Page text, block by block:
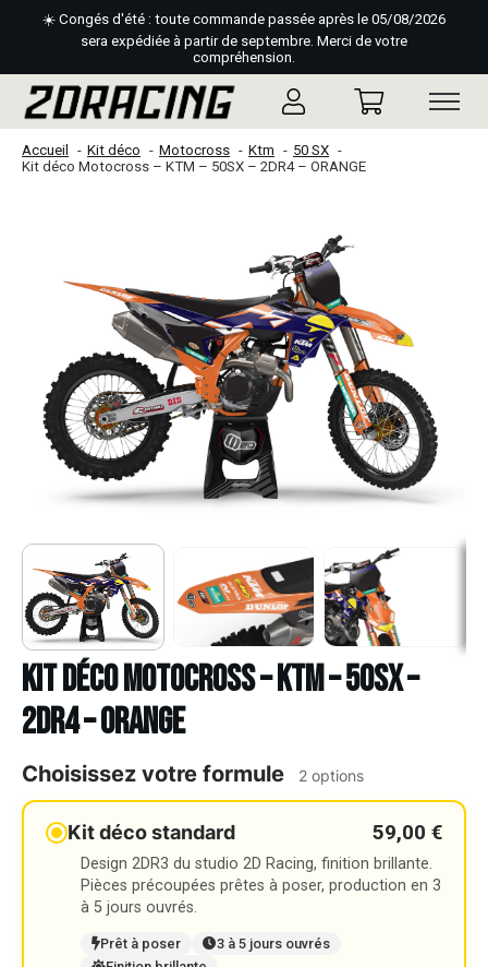
☀️ Congés d'été : toute commande passée après le 05/08/2026
sera expédiée à partir de septembre. Merci de votre
compréhension.
Accueil Kit déco Motocross Ktm
50 SX
Kit déco Motocross – KTM – 50SX – 2DR4 – ORANGE
Kit déco Motocross – KTM – 50SX –
2DR4 – ORANGE
Choisissez votre formule 2 options
Kit déco standard 59,00 €
Design 2DR3 du studio 2D Racing, finition brillante.
Pièces précoupées prêtes à poser, production en 3
à 5 jours ouvrés.
Prêt à poser
3 à 5 jours ouvrés